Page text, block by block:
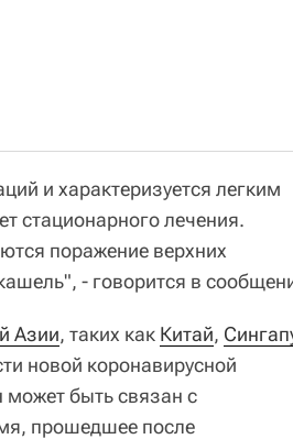
и характеризуется легким
стационарного лечения.
поражение верхних
- говорится в
Азии, таких как Китай,
новой коронавирусной
быть связан с
прошедшее после